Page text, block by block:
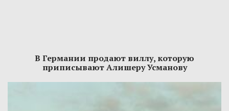
В Германии продают виллу, которую
приписывают Алишеру Усманову